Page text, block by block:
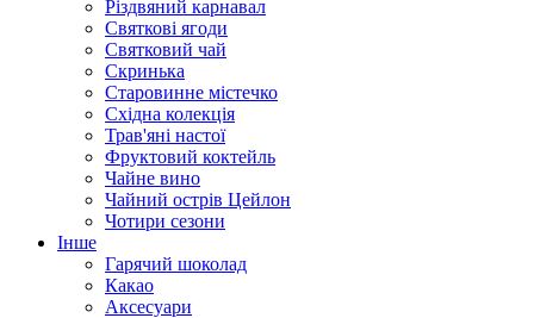
Різдвяний карнавал
Святкові ягоди
Святковий чай
Скринька
Старовинне містечко
Східна колекція
Трав'яні настої
Фруктовий коктейль
Чайне вино
Чайний острів Цейлон
Чотири сезони
Інше
Гарячий шоколад
Какао
Аксесуари